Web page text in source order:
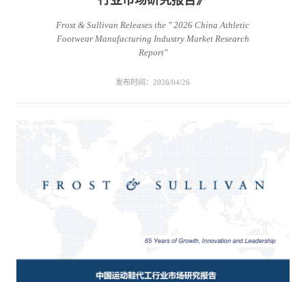
行业研究
餐饮与新零售 半导体与芯片
汽车与出行
企业咨询服务
Frost & Sullivan Releases the " 2026 China Athletic
Footwear Manufacturing Industry Market Research
Report"
发布时间：2026/04/26